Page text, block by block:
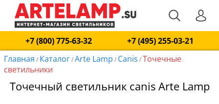
+7 (800) 775-63-32
+7 (495) 255-03-21
Главная / Каталог/Arte Lamp / Canis /Точечные
светильники
Точечный светильник canis Arte Lamp